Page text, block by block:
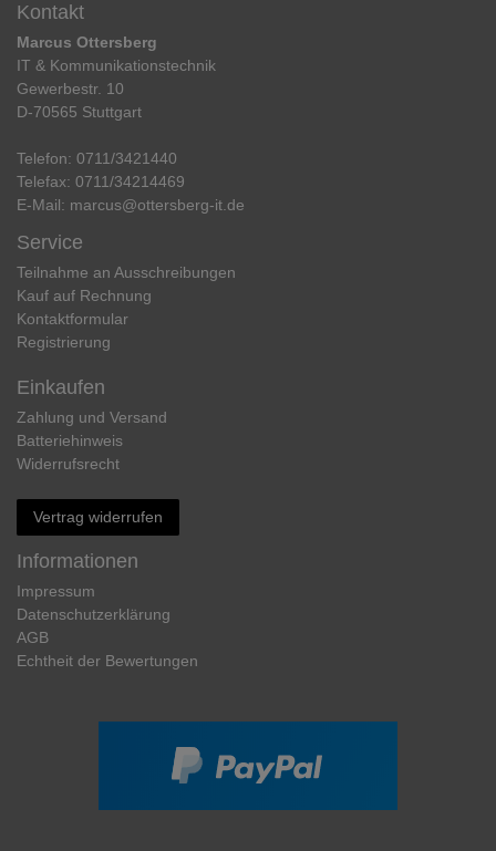
Kontakt
Marcus Ottersberg
IT & Kommunikationstechnik
Gewerbestr. 10
D-70565 Stuttgart
Telefon: 0711/3421440
Telefax: 0711/34214469
E-Mail: marcus@ottersberg-it.de
Service
Teilnahme an Ausschreibungen
Kauf auf Rechnung
Kontaktformular
Registrierung
Einkaufen
Zahlung und Versand
Batteriehinweis
Widerrufs­recht
Vertrag widerrufen
Informationen
Impressum
Daten­schutz­erklärung
AGB
Echtheit der Bewertungen